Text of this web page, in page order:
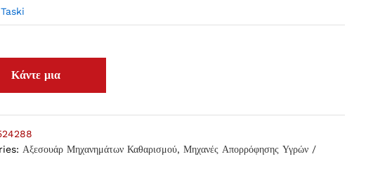
Taski
Αξεσουάρ Μηχανημάτων Καθαρισμού,Μηχανές Απορρόφησης Υγρών /